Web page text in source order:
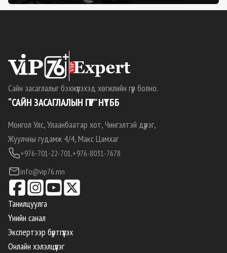
Сайн засаглалыг бэхжүүлэхэд хөгжлийн гүүр болно.
“САЙН ЗАСАГЛАЛЫН ГҮҮР” НҮТББ
Монгол Улс, Улаанбаатар хот, Чингэлтэй дүүрэг,
Жуулчны гудамж 4/4, Макс Цамхаг
+976-701-22-701,+976-8031-7678
info@vip76.mn
Танилцуулга
Үнийн санал
Экспертээр бүртгүүлэх
Онлайн хэлэлцүүлэг